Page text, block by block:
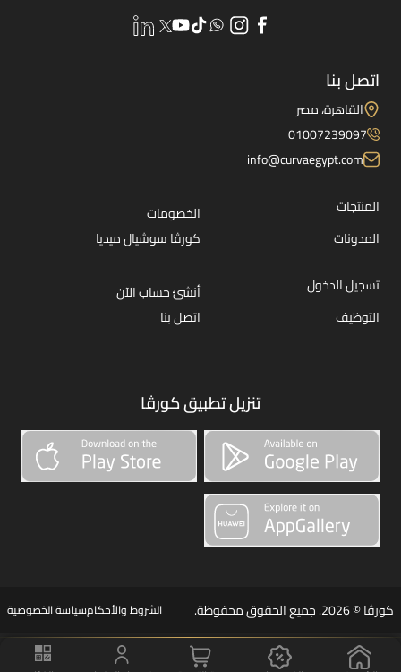
اتصل بنا
القاهرة، مصر
01007239097
info@curvaegypt.com
المنتجات
الخصومات
المدونات
كورڤا سوشيال ميديا
تسجيل الدخول
أنشئ حساب الآن
التوظيف
اتصل بنا
تنزيل تطبيق كورڤا
كورڤا © 2026. جميع الحقوق محفوظة. الشروط والأحكامسياسة الخصوصية